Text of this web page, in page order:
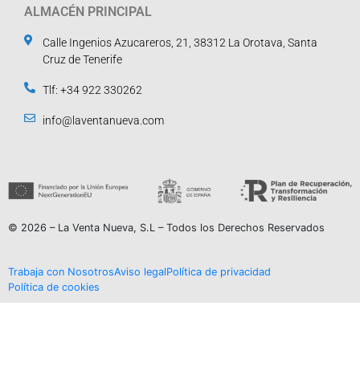
ALMACÉN PRINCIPAL
Calle Ingenios Azucareros, 21, 38312 La Orotava, Santa
Cruz de Tenerife
Tlf: +34 922 330262
info@laventanueva.com
© 2026 – La Venta Nueva, S.L – Todos los Derechos Reservados
Trabaja con NosotrosAviso legalPolítica de privacidad
Política de cookies